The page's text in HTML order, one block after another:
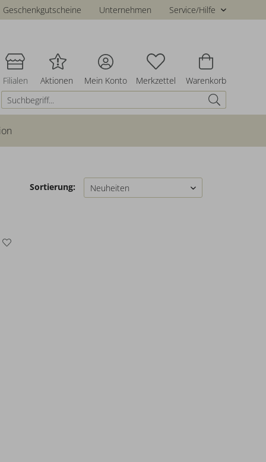
Geschenkgutscheine Unternehmen Service/Hilfe
Filialen Aktionen Mein Konto Merkzettel Warenkorb
Sortierung: